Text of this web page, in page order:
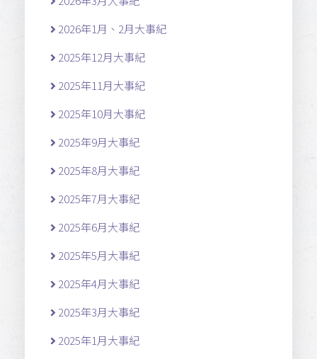
2026年1月、2月大事紀
2025年12月大事紀
2025年11月大事紀
2025年10月大事紀
2025年9月大事紀
2025年8月大事紀
2025年7月大事紀
2025年6月大事紀
2025年5月大事紀
2025年4月大事紀
2025年3月大事紀
2025年1月大事紀